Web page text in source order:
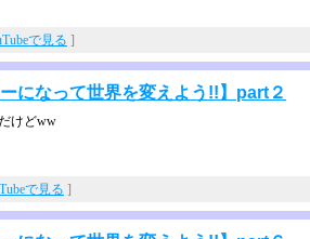
で見る ]
になって世界を変えよう!!】part２
けどww
で見る ]